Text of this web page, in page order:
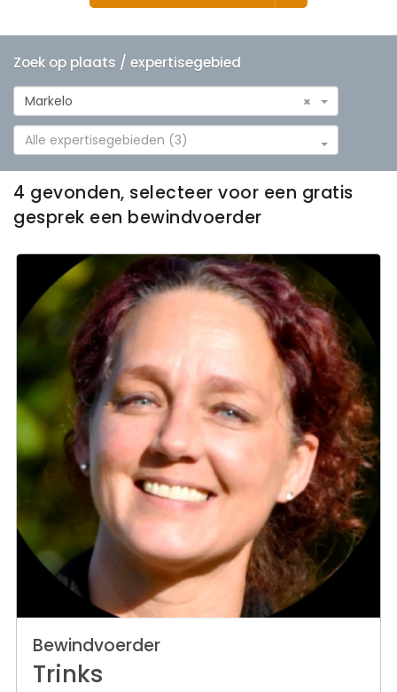
Zoek op plaats / expertisegebied
×
Markelo
Alle expertisegebieden (3)
4 gevonden, selecteer voor een gratis
gesprek een bewindvoerder
Bewindvoerder
Trinks